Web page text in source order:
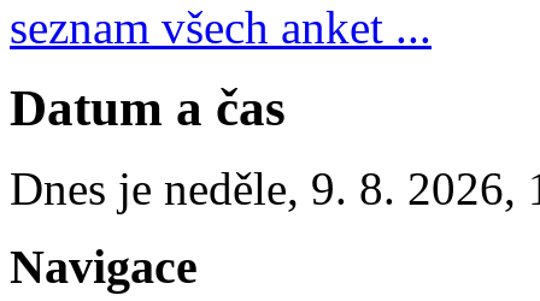
seznam všech anket ...
Datum a čas
Dnes je neděle, 9. 8. 2026,
Navigace